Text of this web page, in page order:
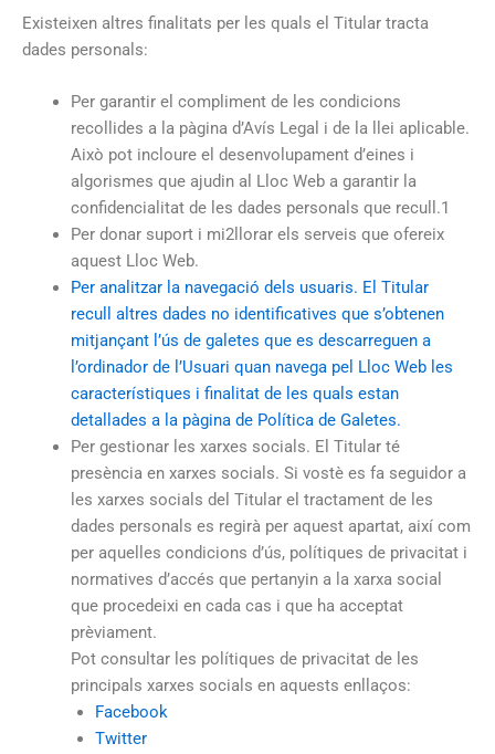
Existeixen altres finalitats per les quals el Titular tracta
dades personals:
Per garantir el compliment de les condicions
recollides a la pàgina d’Avís Legal i de la llei aplicable.
Això pot incloure el desenvolupament d’eines i
algorismes que ajudin al Lloc Web a garantir la
confidencialitat de les dades personals que recull.1
Per donar suport i mi2llorar els serveis que ofereix
aquest Lloc Web.
Per analitzar la navegació dels usuaris. El Titular
recull altres dades no identificatives que s’obtenen
mitjançant l’ús de galetes que es descarreguen a
l’ordinador de l’Usuari quan navega pel Lloc Web les
característiques i finalitat de les quals estan
detallades a la pàgina de Política de Galetes.
Per gestionar les xarxes socials. El Titular té
presència en xarxes socials. Si vostè es fa seguidor a
les xarxes socials del Titular el tractament de les
dades personals es regirà per aquest apartat, així com
per aquelles condicions d’ús, polítiques de privacitat i
normatives d’accés que pertanyin a la xarxa social
que procedeixi en cada cas i que ha acceptat
prèviament.
Pot consultar les polítiques de privacitat de les
principals xarxes socials en aquests enllaços:
Facebook
Twitter